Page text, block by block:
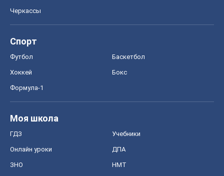
Черкассы
Спорт
Футбол Баскетбол
Хоккей Бокс
Формула-1
Моя школа
ГДЗ Учебники
Онлайн уроки ДПА
ЗНО НМТ